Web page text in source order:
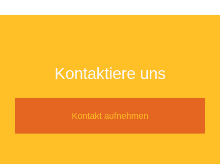
Kontaktiere uns
Kontakt aufnehmen